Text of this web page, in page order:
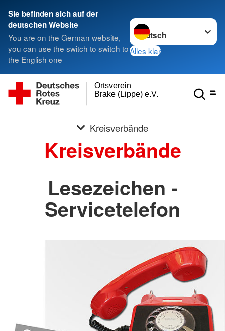
Sie befinden sich auf der
deutschen Website
You are on the German website,
you can use the switch to switch to
the English one
Sprache wechseln zu
Alles klar
Brake (Lippe) e.V.
Ortsverein
Kreisverbände
Kreisverbände
Lesezeichen -
Servicetelefon